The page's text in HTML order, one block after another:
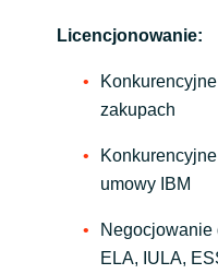
Licencjonowanie:
zakupach
umowy IBM
Negocjowanie
ELA, IULA,